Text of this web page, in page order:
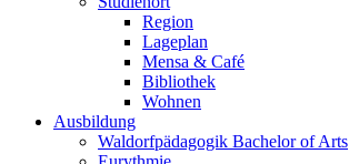
Region
Lageplan
Mensa & Café
Bibliothek
Wohnen
Ausbildung
Waldorfpädagogik Bachelor of Arts